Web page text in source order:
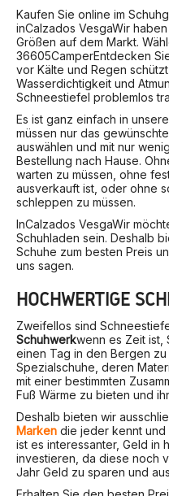
Kaufen Sie online im
inCalzados VesgaWir
Größen auf dem Markt.
36605CamperEntdecken
vor Kälte und Regen
Wasserdichtigkeit und
Schneestiefel problemlos
Es ist ganz einfach in
müssen nur das
auswählen und mit nur
Bestellung nach Hause.
warten zu müssen, ohne
ausverkauft ist, oder ohne
schleppen zu müssen.
InCalzados VesgaWir
Schuhladen sein. Deshalb
Schuhe zum besten Preis
uns sagen.
HOCHWERTIGE
Zweifellos sind
Schuhwerkwenn es Zeit ist,
einen Tag in den Bergen
Spezialschuhe, deren
mit einer bestimmten
Fuß Wärme zu bieten und
Deshalb bieten wir
Marken die jeder kennt und
ist es interessanter, Geld in
investieren, da diese noch
Jahr Geld zu sparen und